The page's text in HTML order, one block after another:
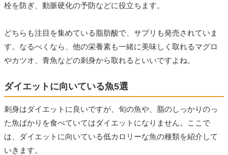
栓を防ぎ、動脈硬化の予防などに役立ちます。
どちらも注目を集めている脂肪酸で、サプリも発売されていま
す。なるべくなら、他の栄養素も一緒に美味しく取れるマグロ
やカツオ、青魚などの刺身から取れるといいですよね。
ダイエットに向いている魚5選
刺身はダイエットに良いですが、旬の魚や、脂のしっかりのっ
た魚ばかりを食べていてはダイエットになりません。ここで
は、ダイエットに向いている低カロリーな魚の種類を紹介して
いきます。